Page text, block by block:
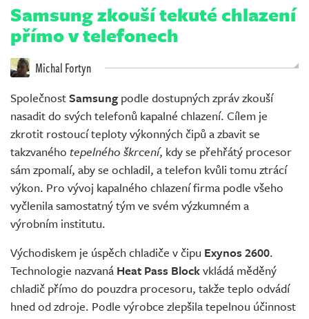
Samsung zkouší tekuté chlazení
přímo v telefonech
Michal Fortyn
SpolečnostSamsung podle dostupných zpráv zkouší
nasadit do svých telefonů kapalné chlazení. Cílem je
zkrotit rostoucí teploty výkonných čipů a zbavit se
takzvaného tepelného škrcení, kdy se přehřátý procesor
sám zpomalí, aby se ochladil, a telefon kvůli tomu ztrácí
výkon. Pro vývoj kapalného chlazení firma podle všeho
vyčlenila samostatný tým ve svém výzkumném a
výrobním institutu.
Východiskem je úspěch chladiče v čipu Exynos 2600.
Technologie nazvaná Heat Pass Blockvkládá měděný
chladič přímo do pouzdra procesoru, takže teplo odvádí
hned od zdroje. Podle výrobce zlepšila tepelnou účinnost